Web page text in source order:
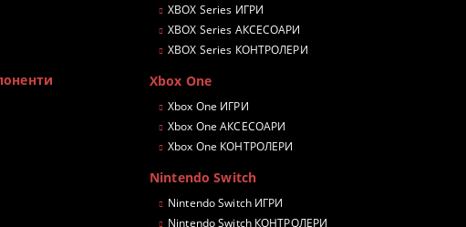
XBOX Series ИГРИ
XBOX Series АКСЕСОАРИ
XBOX Series КОНТРОЛЕРИ
Xbox One
Xbox One ИГРИ
Xbox One АКСЕСОАРИ
Xbox One КОНТРОЛЕРИ
Nintendo Switch
Nintendo Switch ИГРИ
Nintendo Switch КОНТРОЛЕРИ